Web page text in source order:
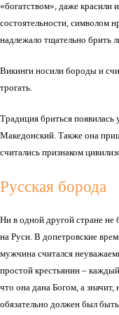
«богатством», даже красили
состоятельности, символом
надлежало тщательно брить
Викинги носили бороды и
трогать.
Традиция бриться появилась
Македонский. Также она
считались признаком
Русская борода
Ни в одной другой стране не
на Руси. В допетровские
мужчина считался
простой крестьянин –
что она дана Богом, а
обязательно должен был